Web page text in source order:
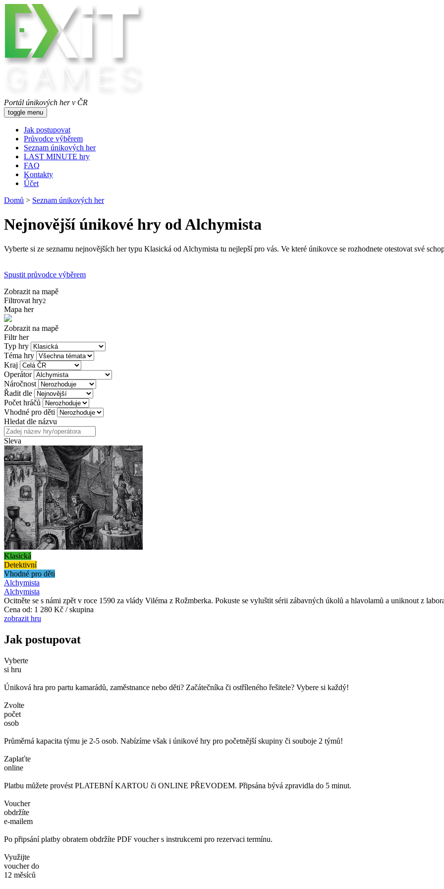
Portál únikových her v ČR
toggle menu
Jak postupovat
Průvodce výběrem
Seznam únikových her
LAST MINUTE hry
FAQ
Kontakty
Účet
Domů > Seznam únikových her
Nejnovější únikové hry od Alchymista
Vyberte si ze seznamu nejnovějších her typu Klasická od Alchymista tu nejlepší pro vás. Ve které únikovce se rozhodnete otestovat své
Spustit průvodce výběrem
Zobrazit na mapě
Filtrovat hry2
Mapa her
Zobrazit na mapě
Filtr her
Typ hry
Téma hry
Kraj
Operátor
Náročnost
Řadit dle
Počet hráčů
Vhodné pro děti
Hledat dle názvu
Sleva
Klasická
Detektivní
Vhodné pro děti
Alchymista
Alchymista
Ocitněte se s námi zpět v roce 1590 za vlády Viléma z Rožmberka. Pokuste se vyluštit sérii zábavných úkolů a hlavolamů a uniknout z
Cena od: 1 280 Kč / skupina
zobrazit hru
Jak postupovat
Vyberte
si hru
Úniková hra pro partu kamarádů, zaměstnance nebo děti? Začátečníka či ostříleného řešitele? Vybere si každý!
Zvolte
počet
osob
Průměrná kapacita týmu je 2-5 osob. Nabízíme však i únikové hry pro početnější skupiny či souboje 2 týmů!
Zaplaťte
online
Platbu můžete provést PLATEBNÍ KARTOU či ONLINE PŘEVODEM. Připsána bývá zpravidla do 5 minut.
Voucher
obdržíte
e-mailem
Po připsání platby obratem obdržíte PDF voucher s instrukcemi pro rezervaci termínu.
Využijte
voucher do
12 měsíců